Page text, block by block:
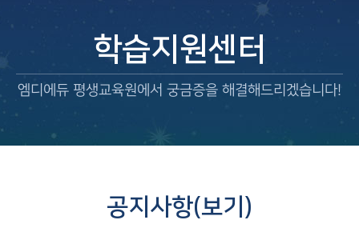
학습지원센터
엠디에듀 평생교육원에서 궁금증을 해결해드리겠습니다!
공지사항(보기)